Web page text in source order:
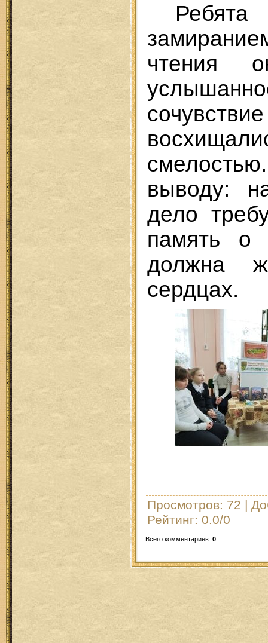
чтения
выводу:
дело
память о
должна
сердцах.
Просмотров: 72 |
Рейтинг: 0.0/0
Всего комментариев: 0